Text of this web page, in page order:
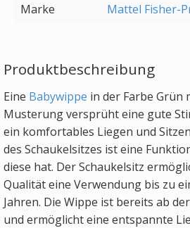
Marke Mattel Fisher-
Produktbeschreibung
Eine Babywippe in der Farbe Grün
Musterung versprüht eine gute
ein komfortables Liegen und
des Schaukelsitzes ist eine
diese hat. Der Schaukelsitz
Qualität eine Verwendung bis zu
Jahren. Die Wippe ist bereits ab
und ermöglicht eine entspannte